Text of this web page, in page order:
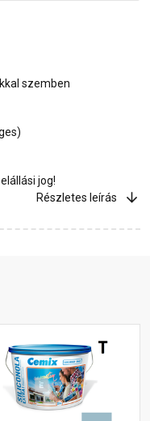
szemben
jog!
Részletes leírás